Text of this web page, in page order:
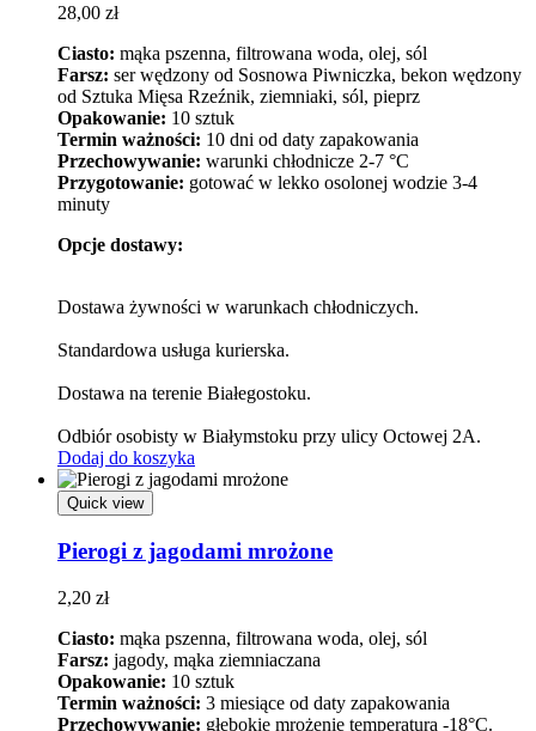
28,00 zł
Ciasto: mąka pszenna, filtrowana woda, olej, sól
Farsz: ser wędzony od Sosnowa Piwniczka, bekon wędzony
od Sztuka Mięsa Rzeźnik, ziemniaki, sól, pieprz
Opakowanie: 10 sztuk
Termin ważności: 10 dni od daty zapakowania
Przechowywanie: warunki chłodnicze 2-7 °C
Przygotowanie: gotować w lekko osolonej wodzie 3-4
minuty
Opcje dostawy:
Dostawa żywności w warunkach chłodniczych.
Standardowa usługa kurierska.
Dostawa na terenie Białegostoku.
Odbiór osobisty w Białymstoku przy ulicy Octowej 2A.
Dodaj do koszyka
Quick view
Pierogi z jagodami mrożone
2,20 zł
Ciasto: mąka pszenna, filtrowana woda, olej, sól
Farsz: jagody, mąka ziemniaczana
Opakowanie: 10 sztuk
Termin ważności: 3 miesiące od daty zapakowania
Przechowywanie: głębokie mrożenie temperatura -18°C.